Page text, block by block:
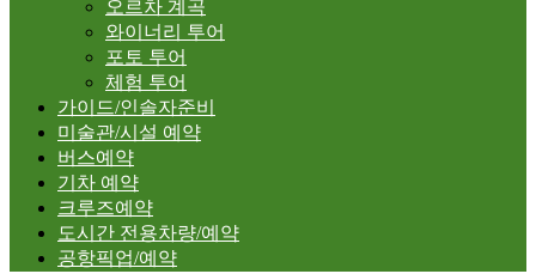
오르차 계곡
와이너리 투어
포토 투어
체험 투어
가이드/인솔자준비
미술관/시설 예약
버스예약
기차 예약
크루즈예약
도시간 전용차량/예약
공항픽업/예약